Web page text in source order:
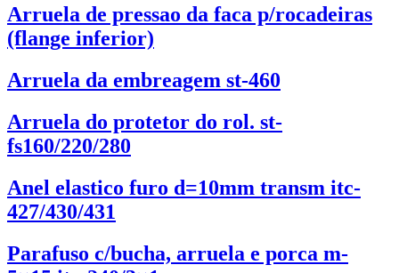
Arruela de pressao da faca p/rocadeiras
(flange inferior)
Arruela da embreagem st-460
Arruela do protetor do rol. st-
fs160/220/280
Anel elastico furo d=10mm transm itc-
427/430/431
Parafuso c/bucha, arruela e porca m-